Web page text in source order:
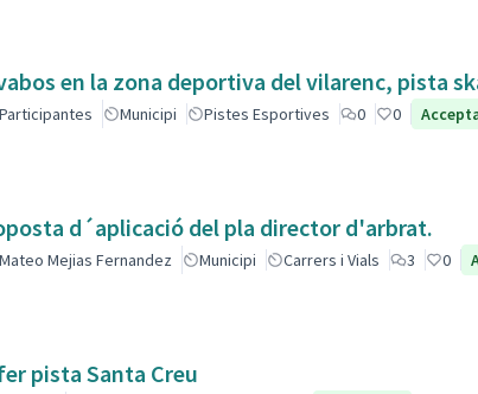
en la zona deportiva del vilarenc, pista
Participantes Municipi Pistes Esportives 0 0
d´aplicació del pla director d'arbrat.
Mateo Mejias Fernandez Municipi Carrers i Vials 3 0
pista Santa Creu